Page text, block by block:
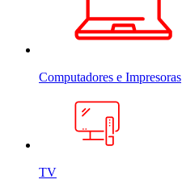
Computadores e Impresoras
TV